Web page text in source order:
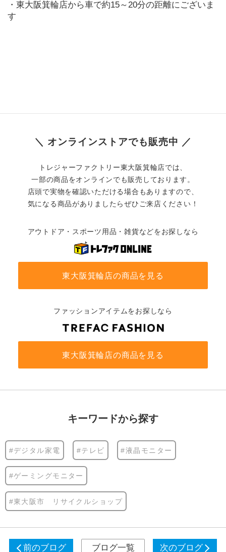
・東大阪箕輪店から車で約15～20分の距離にございま
す
＼ オンラインストアでも販売中 ／
トレジャーファクトリー東大阪箕輪店では、
一部の商品をオンラインでも販売しております。
店頭で実物を確認いただける場合もありますので、
気になる商品がありましたらぜひご来店ください！
アウトドア・スポーツ用品・雑貨などをお探しなら
東大阪箕輪店の商品を見る
ファッションアイテムをお探しなら
東大阪箕輪店の商品を見る
キーワードから探す
#デジタル家電 #テレビ #液晶モニター
#ゲーミングモニター
#東大阪市 リサイクルショップ
前のブログ ブログ一覧 次のブログ